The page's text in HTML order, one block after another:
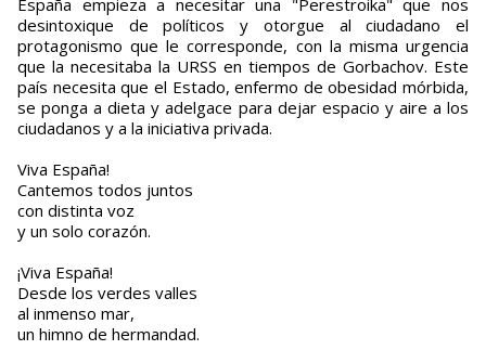
España empieza a necesitar una "Perestroika" que nos
desintoxique de políticos y otorgue al ciudadano el
protagonismo que le corresponde, con la misma urgencia
que la necesitaba la URSS en tiempos de Gorbachov. Este
país necesita que el Estado, enfermo de obesidad mórbida,
se ponga a dieta y adelgace para dejar espacio y aire a los
ciudadanos y a la iniciativa privada.
Viva España!
Cantemos todos juntos
con distinta voz
y un solo corazón.
¡Viva España!
Desde los verdes valles
al inmenso mar,
un himno de hermandad.